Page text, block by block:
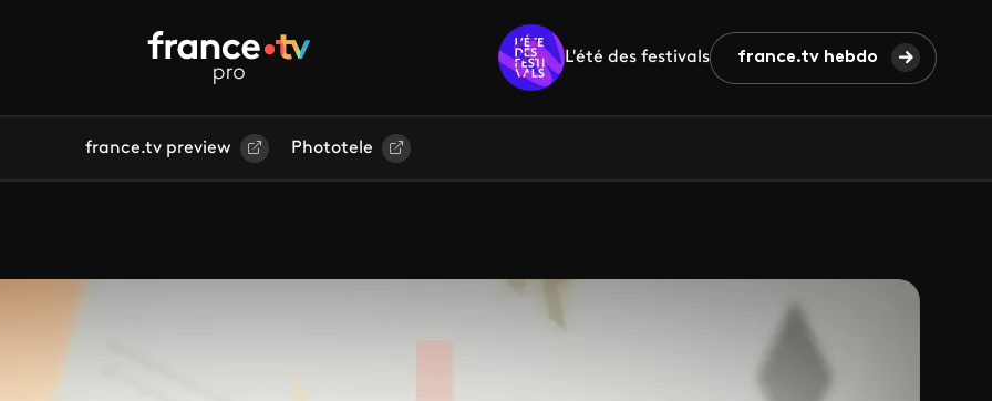
L'été des festivals france.tv hebdo
france.tv preview Phototele